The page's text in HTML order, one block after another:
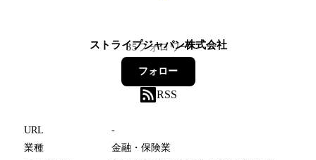
ストライプジャパン株式会社
35フォロワー
フォロー
RSS
URL
-
業種
金融・保険業